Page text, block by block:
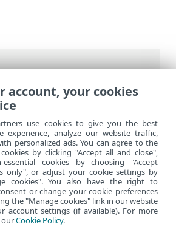
ESET Safe Server>ESET
account, your cookies
use cookies to give you the best
experience, analyze our website traffic,
personalized ads. You can agree to the
by clicking "Accept all and close",
cookies by choosing "Accept
only", or adjust your cookie settings by
cookies". You also have the right to
or change your cookie preferences
the "Manage cookies" link in our website
account settings (if available). For more
ourCookie Policy.